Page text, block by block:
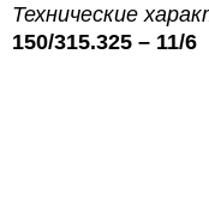
Технические
150/315.325 – 11/6